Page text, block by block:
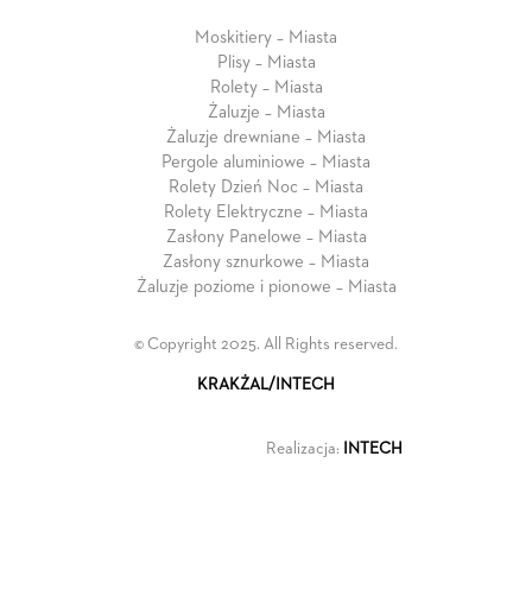
Moskitiery – Miasta
Plisy – Miasta
Rolety – Miasta
Żaluzje – Miasta
Żaluzje drewniane – Miasta
Pergole aluminiowe – Miasta
Rolety Dzień Noc – Miasta
Rolety Elektryczne – Miasta
Zasłony Panelowe – Miasta
Zasłony sznurkowe – Miasta
Żaluzje poziome i pionowe – Miasta
© Copyright 2025. All Rights reserved.
KRAKŻAL/INTECH
Realizacja: INTECH